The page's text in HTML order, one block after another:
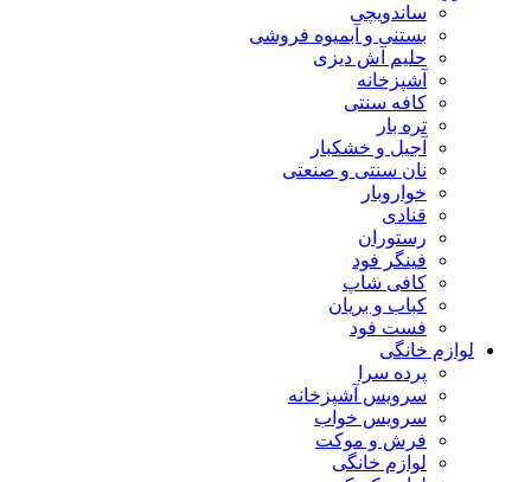
ساندویچی
بستنی و آبمیوه فروشی
حلیم آش دیزی
آشپزخانه
کافه سنتی
تره بار
آجیل و خشکبار
نان سنتی و صنعتی
خواروبار
قنادی
رستوران
فینگر فود
کافی شاپ
کباب و بریان
فست فود
لوازم خانگی
پرده سرا
سرویس آشپزخانه
سرویس خواب
فرش و موکت
لوازم خانگی